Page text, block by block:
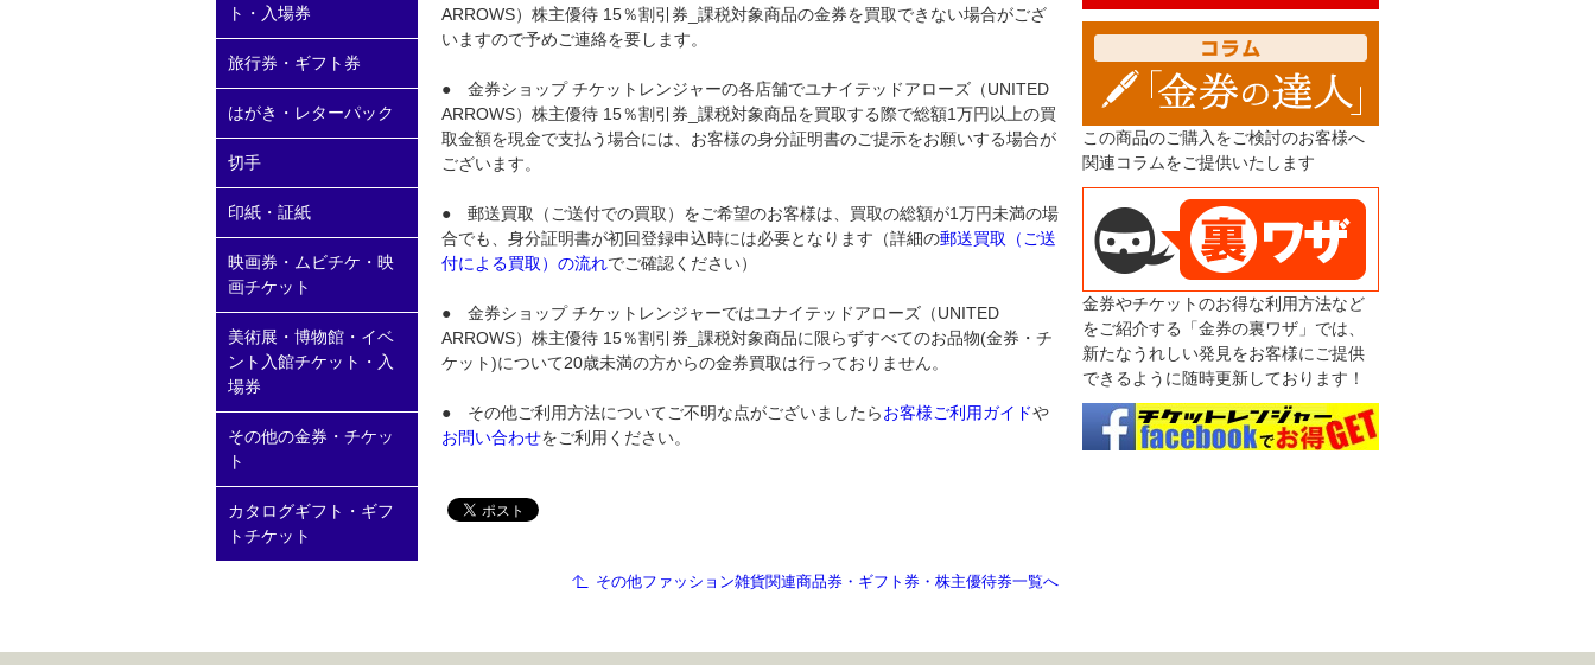
ARROWS）株主優待 15％割引券_課税対象商品の金券を買取できない場合がござ
いますので予めご連絡を要します。
● 金券ショップ チケットレンジャーの各店舗でユナイテッドアローズ（UNITED
ARROWS）株主優待 15％割引券_課税対象商品を買取する際で総額1万円以上の買
取金額を現金で支払う場合には、お客様の身分証明書のご提示をお願いする場合が
ございます。
● 郵送買取（ご送付での買取）をご希望のお客様は、買取の総額が1万円未満の場
合でも、身分証明書が初回登録申込時には必要となります（詳細の郵送買取（ご送
付による買取）の流れでご確認ください）
● 金券ショップ チケットレンジャーではユナイテッドアローズ（UNITED
ARROWS）株主優待 15％割引券_課税対象商品に限らずすべてのお品物(金券・チ
ケット)について20歳未満の方からの金券買取は行っておりません。
● その他ご利用方法についてご不明な点がございましたらお客様ご利用ガイドや
お問い合わせをご利用ください。
その他ファッション雑貨関連商品券・ギフト券・株主優待券一覧へ
ト・入場券
旅行券・ギフト券
はがき・レターパック
切手
印紙・証紙
映画券・ムビチケ・映
画チケット
美術展・博物館・イベ
ント入館チケット・入
場券
その他の金券・チケッ
ト
カタログギフト・ギフ
トチケット
この商品のご購入をご検討のお客様へ
関連コラムをご提供いたします
金券やチケットのお得な利用方法など
をご紹介する「金券の裏ワザ」では、
新たなうれしい発見をお客様にご提供
できるように随時更新しております！